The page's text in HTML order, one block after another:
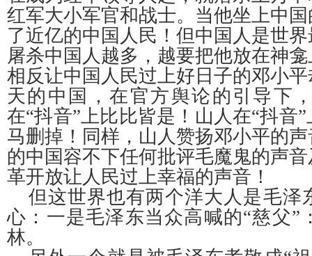
红军大小军官和战士。当他坐上中
了近亿的中国人民！但中国人是世
屠杀中国人越多，越要把他放在神
相反让中国人民过上好日子的邓小
天的中国，在官方舆论的引导下
在“抖音”上比比皆是！山人在“抖音
马删掉！同样，山人赞扬邓小平的
的中国容不下任何批评毛魔鬼的声
革开放让人民过上幸福的声音！
但这世界也有两个洋大人是毛泽
心：一是毛泽东当众高喊的“慈父”
林。